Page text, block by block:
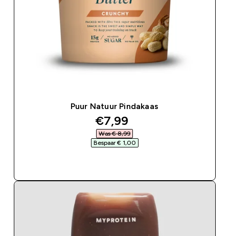
Puur Natuur Pindakaas
discounted price
€7,99‎
Was € 8,99‎
Bespaar € 1,00‎